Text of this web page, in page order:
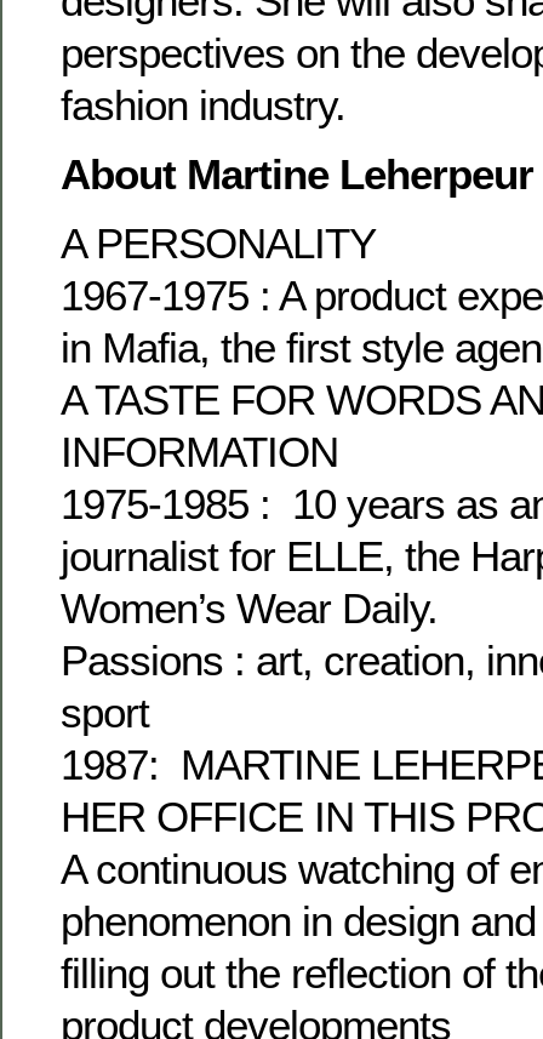
perspectives on the
fashion industry.
About Martine Leherpeur
A PERSONALITY
1967-1975 : A product
in Mafia, the first style
A TASTE FOR WORDS
INFORMATION
1975-1985 : 10 years as
journalist for ELLE, the
Women’s Wear Daily.
Passions : art, creation,
sport
1987: MARTINE
HER OFFICE IN THIS
A continuous watching of
phenomenon in design
filling out the reflection of
product developments